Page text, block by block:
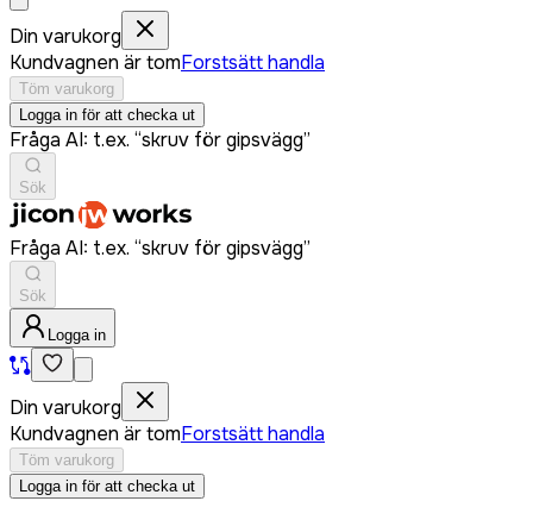
Din varukorg
Kundvagnen är tomForstsätt handla
Töm varukorg
Logga in för att checka ut
Fråga AI: t.ex. “skruv för gipsvägg”
Sök
Fråga AI: t.ex. “skruv för gipsvägg”
Sök
Logga in
Din varukorg
Kundvagnen är tomForstsätt handla
Töm varukorg
Logga in för att checka ut